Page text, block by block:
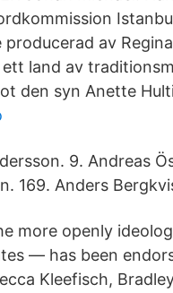
producerad av
land av
den syn Anette
9. Andreas
169. Anders
more openly
— has been
Kleefisch,